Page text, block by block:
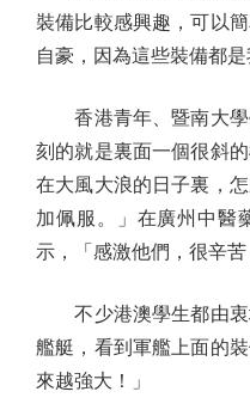
裝備比較感興趣，可以
自豪，因為這些裝備都
香港青年、暨南大學
刻的就是裏面一個很斜
在大風大浪的日子裏，
加佩服。」在廣州中醫
示，「感激他們，很辛苦
不少港澳學生都由衷
艦艇，看到軍艦上面的
來越強大！」